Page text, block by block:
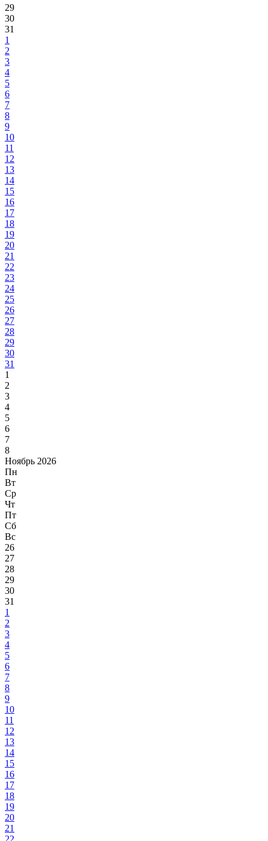
29
30
31
1
2
3
4
5
6
7
8
9
10
11
12
13
14
15
16
17
18
19
20
21
22
23
24
25
26
27
28
29
30
31
1
2
3
4
5
6
7
8
Ноябрь 2026
Пн
Вт
Ср
Чт
Пт
Сб
Вс
26
27
28
29
30
31
1
2
3
4
5
6
7
8
9
10
11
12
13
14
15
16
17
18
19
20
21